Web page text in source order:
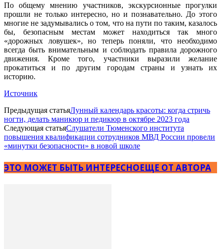
По общему мнению участников, экскурсионные прогулки
прошли не только интересно, но и познавательно. До этого
многие не задумывались о том, что на пути по таким, казалось
бы, безопасным местам может находиться так много
«дорожных ловушек», но теперь поняли, что необходимо
всегда быть внимательным и соблюдать правила дорожного
движения. Кроме того, участники выразили желание
прокатиться и по другим городам страны и узнать их
историю.
Источник
Предыдущая статьяЛунный календарь красоты: когда стричь
ногти, делать маникюр и педикюр в октябре 2023 года
Следующая статьяСлушатели Тюменского института
повышения квалификации сотрудников МВД России провели
«минутки безопасности» в новой школе
ЭТО МОЖЕТ БЫТЬ ИНТЕРЕСНОЕЩЕ ОТ АВТОРА